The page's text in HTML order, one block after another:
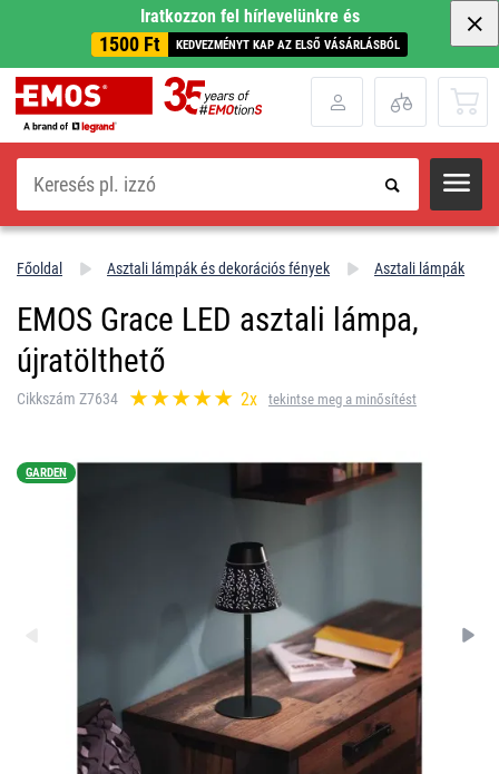
Iratkozzon fel hírlevelünkre és
1500 Ft KEDVEZMÉNYT KAP AZ ELSŐ VÁSÁRLÁSBÓL
Keresés
Főoldal Asztali lámpák és dekorációs fények Asztali lámpák
EMOS Grace LED asztali lámpa,
újratölthető
Cikkszám Z7634 2x tekintse meg a minősítést
GARDEN